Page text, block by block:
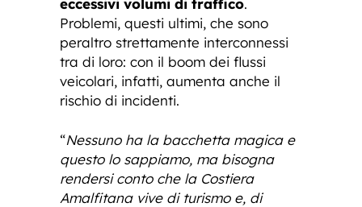
Problemi, questi ultimi, che sono
peraltro strettamente interconnessi
tra di loro: con il boom dei flussi
veicolari, infatti, aumenta anche il
rischio di incidenti.
“Nessuno ha la bacchetta magica e
questo lo sappiamo, ma bisogna
rendersi conto che la Costiera
Amalfitana vive di turismo e, di